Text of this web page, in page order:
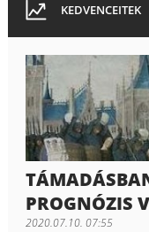
KEDVENCEITEK
PROGNÓZIS
2020.07.10. 07:55